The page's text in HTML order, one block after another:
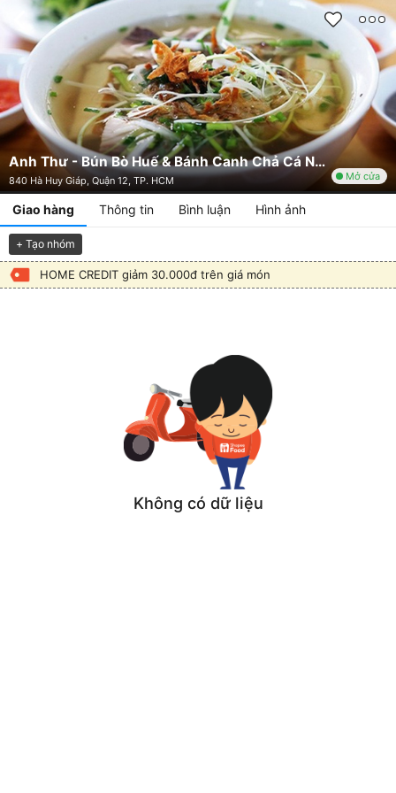
Anh Thư - Bún Bò Huế & Bánh Canh Chả Cá Nha Trang
840 Hà Huy Giáp, Quận 12, TP. HCM Mở cửa
Giao hàng Thông tin Bình luận Hình ảnh
+ Tạo nhóm
HOME CREDIT giảm 30.000đ trên giá món
Không có dữ liệu